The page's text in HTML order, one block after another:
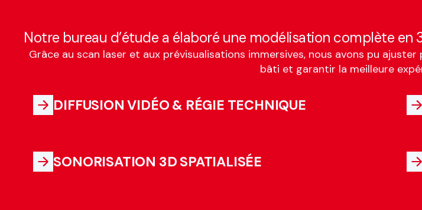
Notre bureau d’étude a élaboré une modélisation complète en
Grâce au scan laser et aux prévisualisations immersives, nous avons pu
bâti et garantir la meilleure
DIFFUSION VIDÉO & RÉGIE TECHNIQUE
SONORISATION 3D SPATIALISÉE